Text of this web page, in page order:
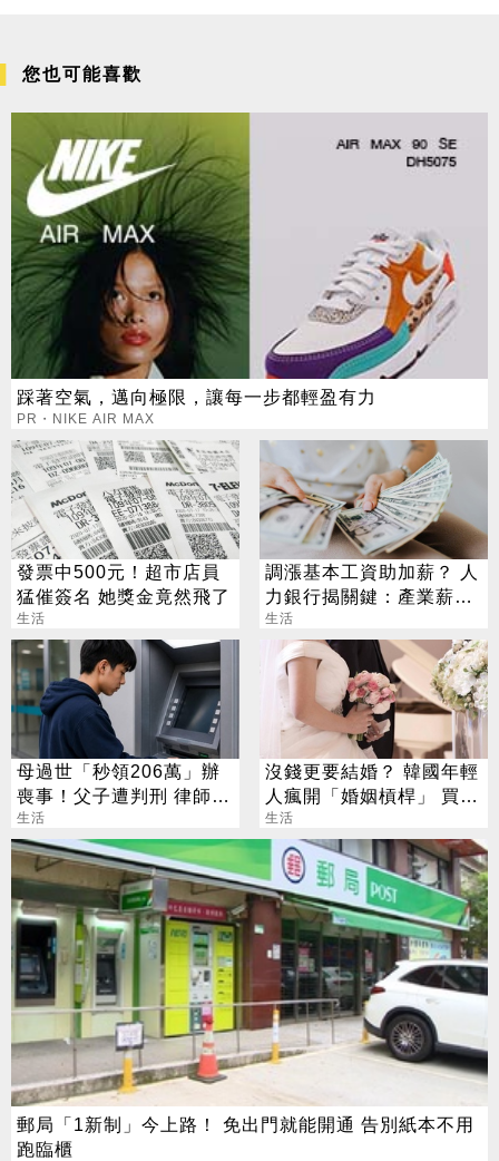
您也可能喜歡
踩著空氣，邁向極限，讓每一步都輕盈有力
PR・NIKE AIR MAX
發票中500元！超市店員
猛催簽名 她獎金竟然飛了
生活
調漲基本工資助加薪？ 人
力銀行揭關鍵：產業薪資
差距是隱憂
生活
母過世「秒領206萬」辦
喪事！父子遭判刑 律師：
搶錢先下手是罪
生活
沒錢更要結婚？ 韓國年輕
人瘋開「婚姻槓桿」 買房
拚翻轉階級
生活
郵局「1新制」今上路！ 免出門就能開通 告別紙本不用
跑臨櫃